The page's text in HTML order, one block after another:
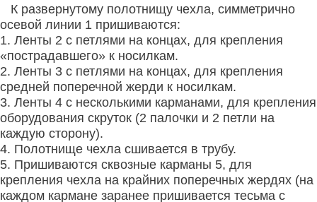
К развернутому полотнищу чехла, симметрично
осевой линии 1 пришиваются:
1. Ленты 2 с петлями на концах, для крепления
«пострадавшего» к носилкам.
2. Ленты 3 с петлями на концах, для крепления
средней поперечной жерди к носилкам.
3. Ленты 4 с несколькими карманами, для крепления
оборудования скруток (2 палочки и 2 петли на
каждую сторону).
4. Полотнище чехла сшивается в трубу.
5. Пришиваются сквозные карманы 5, для
крепления чехла на крайних поперечных жердях (на
каждом кармане заранее пришивается тесьма с